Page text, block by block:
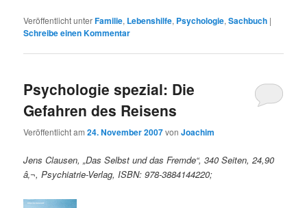
Veröffentlicht unterFamilie, Lebenshilfe, Psychologie,Sachbuch |
Schreibe einen Kommentar
Psychologie spezial: Die
Gefahren des Reisens
Veröffentlicht am24. November 2007vonJoachim
Jens Clausen, „Das Selbst und das Fremde“, 340 Seiten, 24,90
â‚¬, Psychiatrie-Verlag, ISBN: 978-3884144220;